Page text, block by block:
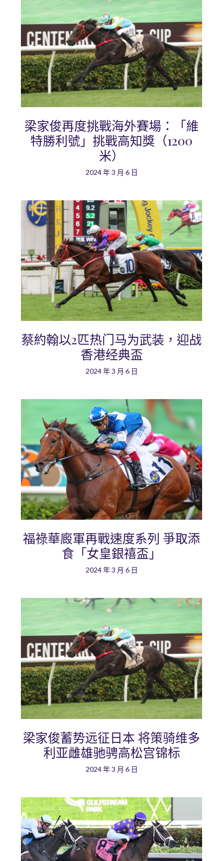
梁家俊再度挑戰海外賽場：「維
特勝利號」挑戰高知獎（1200
米）
2024 年 3 月 6 日
蔡約翰以2匹热门马为武装，迎战
香港经典盃
2024 年 3 月 6 日
福祿華廄軍再戰速度系列 爭取添
食「女皇銀禧盃」
2024 年 3 月 6 日
梁家俊蓄势远征日本 将策骑维多
利亚雌雄驰骋高松宫锦标
2024 年 3 月 6 日